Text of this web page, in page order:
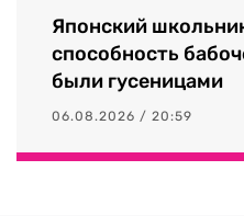
Японский
способность
были гусеницами
06.08.2026 / 20:59